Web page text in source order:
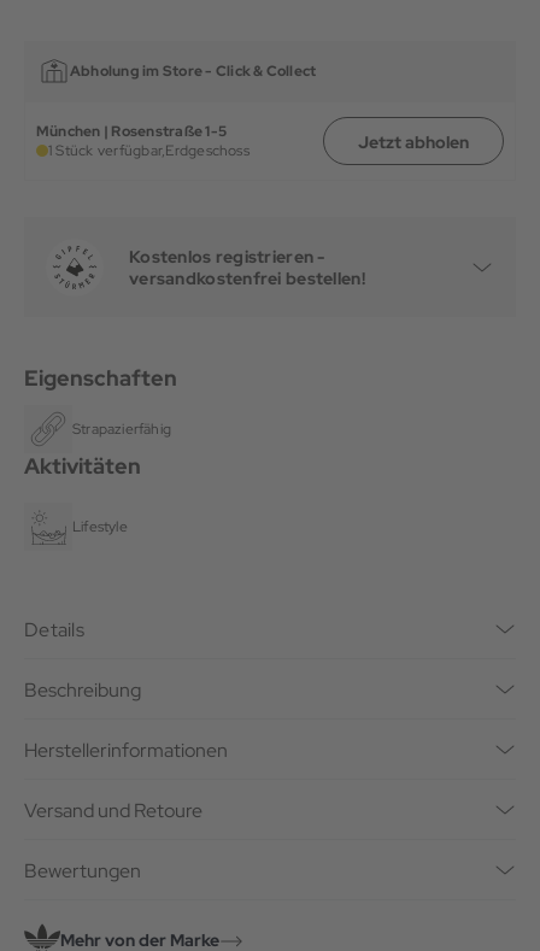
Abholung im Store - Click & Collect
München | Rosenstraße 1-5
1 Stück verfügbar,Erdgeschoss Jetzt abholen
Kostenlos registrieren -
versandkostenfrei bestellen!
Eigenschaften
Strapazierfähig
Aktivitäten
Lifestyle
Details
Beschreibung
Herstellerinformationen
Versand und Retoure
Bewertungen
Mehr von der Marke